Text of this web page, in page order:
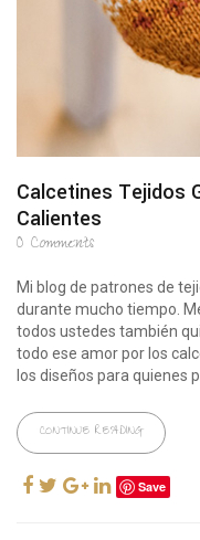
Calcetines Tejidos
Calientes
0 Comments
Mi blog de patrones de
durante mucho tiempo.
todos ustedes también
todo ese amor por los
los diseños para quienes
CONTINUE READING
Save